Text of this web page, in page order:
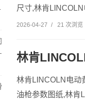
尺寸,林肯
2026-04-27 / 21 次浏览
林肯
林肯LINCOLN电动
油枪参数图纸,林肯